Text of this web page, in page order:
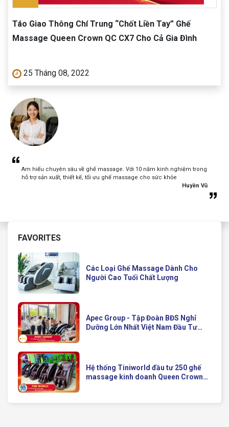
Táo Giao Thông Chí Trung “Chốt Liền Tay” Ghế
Massage Queen Crown QC CX7 Cho Cả Gia Đình
25 Tháng 08, 2022
Am hiểu chuyên sâu về ghế massage. Với 10 năm kinh nghiệm trong
hỗ trợ sản xuất, thiết kế, tối ưu ghế massage cho sức khỏe
Huyền Vũ
FAVORITES
Các Loại Ghế Massage Dành Cho
Người Cao Tuổi Chất Lượng
Apec Group - Tập Đoàn BĐS Nghỉ
Dưỡng Lớn Nhất Việt Nam Đầu Tư
Hệ thống Tiniworld đầu tư 250 ghế
massage kinh doanh Queen Crown